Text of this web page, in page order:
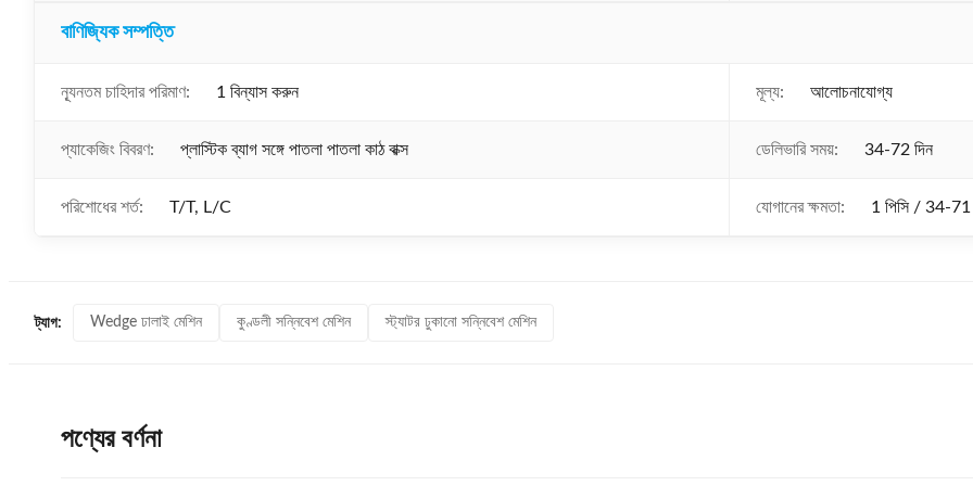
বাণিজ্যিক সম্পত্তি
ন্যূনতম চাহিদার পরিমাণ: 1 বিন্যাস করুন মূল্য: আলোচনাযোগ্য
প্যাকেজিং বিবরণ: প্লাস্টিক ব্যাগ সঙ্গে পাতলা পাতলা কাঠ বাক্স ডেলিভারি সময়: 34-72 দিন
পরিশোধের শর্ত: T/T, L/C যোগানের ক্ষমতা: 1 পিসি / 34-71
ট্যাগ: Wedge ঢালাই মেশিন কুণ্ডলী সন্নিবেশ মেশিন স্ট্যাটর ঢুকানো সন্নিবেশ মেশিন
পণ্যের বর্ণনা